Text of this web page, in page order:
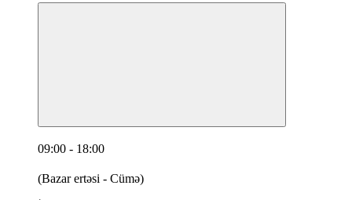
09:00 - 18:00
(Bazar ertəsi - Cümə)